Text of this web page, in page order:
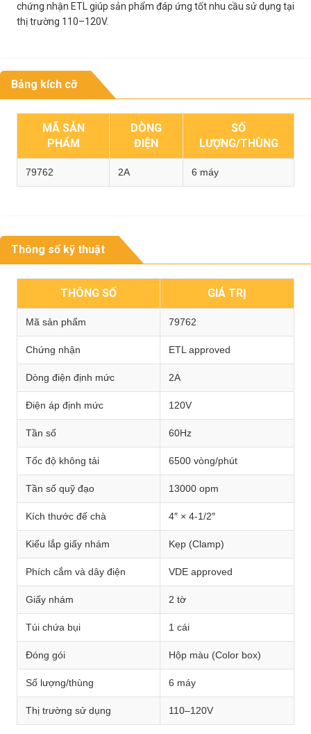
chứng nhận ETL giúp sản phẩm đáp ứng tốt nhu cầu sử dụng tại
thị trường 110–120V.
Bảng kích cỡ
MÃ SẢN
PHẨM
DÒNG
ĐIỆN
SỐ
LƯỢNG/THÙNG
79762 2A 6 máy
Thông số kỹ thuật
THÔNG SỐ GIÁ TRỊ
Mã sản phẩm 79762
Chứng nhận ETL approved
Dòng điện định mức 2A
Điện áp định mức 120V
Tần số 60Hz
Tốc độ không tải 6500 vòng/phút
Tần số quỹ đạo 13000 opm
Kích thước đế chà 4″ × 4-1/2″
Kiểu lắp giấy nhám Kẹp (Clamp)
Phích cắm và dây điện VDE approved
Giấy nhám 2 tờ
Túi chứa bụi 1 cái
Đóng gói Hộp màu (Color box)
Số lượng/thùng 6 máy
Thị trường sử dụng 110–120V